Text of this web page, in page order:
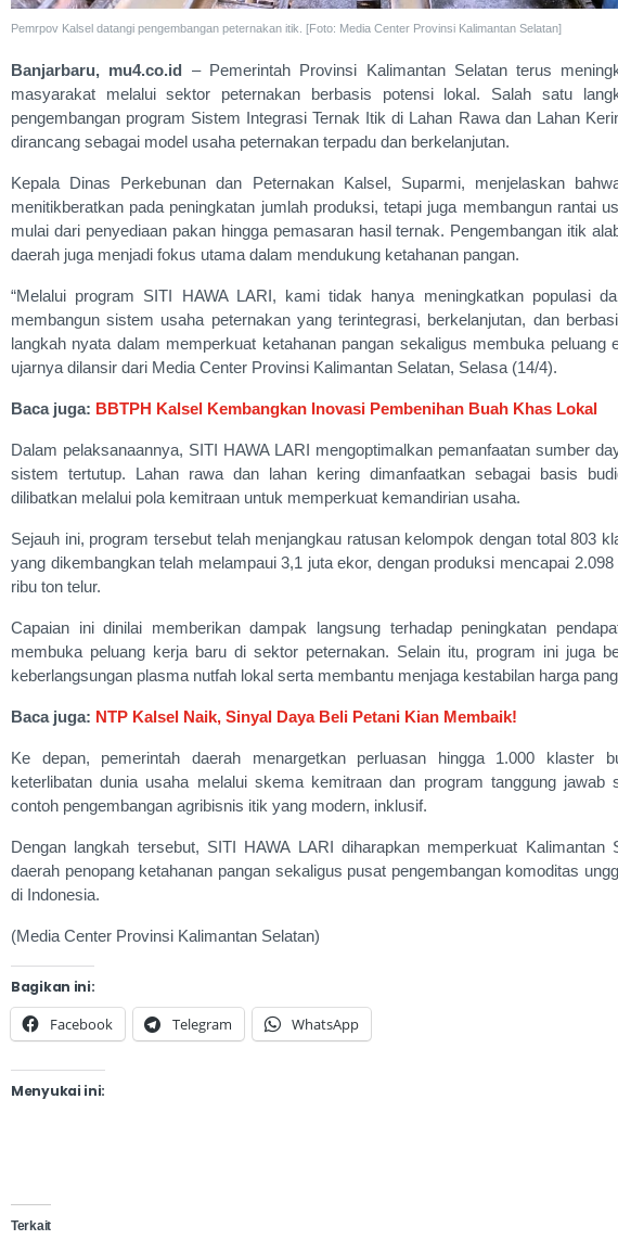
Pemrpov Kalsel datangi pengembangan peternakan itik. [Foto: Media Center Provinsi Kalimantan Selatan]
Banjarbaru, mu4.co.id – Pemerintah Provinsi Kalimantan Selatan terus
masyarakat melalui sektor peternakan berbasis potensi lokal. Salah satu
pengembangan program Sistem Integrasi Ternak Itik di Lahan Rawa dan Lahan
dirancang sebagai model usaha peternakan terpadu dan berkelanjutan.
Kepala Dinas Perkebunan dan Peternakan Kalsel, Suparmi, menjelaskan
menitikberatkan pada peningkatan jumlah produksi, tetapi juga membangun rantai
mulai dari penyediaan pakan hingga pemasaran hasil ternak. Pengembangan itik
daerah juga menjadi fokus utama dalam mendukung ketahanan pangan.
“Melalui program SITI HAWA LARI, kami tidak hanya meningkatkan populasi
membangun sistem usaha peternakan yang terintegrasi, berkelanjutan, dan
langkah nyata dalam memperkuat ketahanan pangan sekaligus membuka peluang
ujarnya dilansir dari Media Center Provinsi Kalimantan Selatan, Selasa (14/4).
Baca juga: BBTPH Kalsel Kembangkan Inovasi Pembenihan Buah Khas Lokal
Dalam pelaksanaannya, SITI HAWA LARI mengoptimalkan pemanfaatan sumber
sistem tertutup. Lahan rawa dan lahan kering dimanfaatkan sebagai basis
dilibatkan melalui pola kemitraan untuk memperkuat kemandirian usaha.
Sejauh ini, program tersebut telah menjangkau ratusan kelompok dengan total 803
yang dikembangkan telah melampaui 3,1 juta ekor, dengan produksi mencapai
ribu ton telur.
Capaian ini dinilai memberikan dampak langsung terhadap peningkatan
membuka peluang kerja baru di sektor peternakan. Selain itu, program ini juga
keberlangsungan plasma nutfah lokal serta membantu menjaga kestabilan harga
Baca juga: NTP Kalsel Naik, Sinyal Daya Beli Petani Kian Membaik!
Ke depan, pemerintah daerah menargetkan perluasan hingga 1.000 klaster
keterlibatan dunia usaha melalui skema kemitraan dan program tanggung jawab
contoh pengembangan agribisnis itik yang modern, inklusif.
Dengan langkah tersebut, SITI HAWA LARI diharapkan memperkuat Kalimantan
daerah penopang ketahanan pangan sekaligus pusat pengembangan komoditas
di Indonesia.
(Media Center Provinsi Kalimantan Selatan)
Bagikan ini:
Facebook Telegram WhatsApp
Menyukai ini:
Terkait